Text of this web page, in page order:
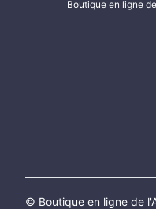
Boutique en ligne
© Boutique en ligne de